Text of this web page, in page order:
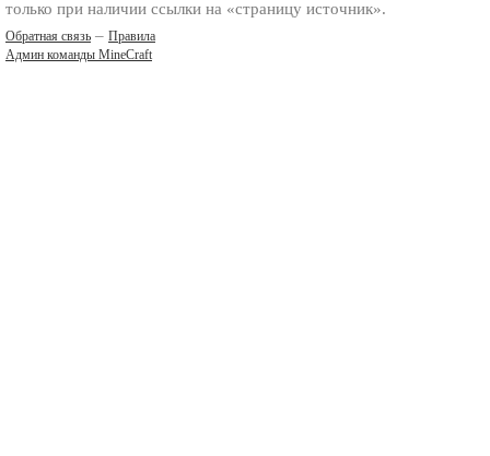
только при наличии ссылки на «страницу источник».
Обратная связь – Правила
Админ команды MineCraft